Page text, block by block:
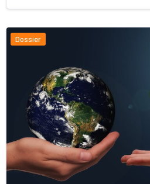
Dossier